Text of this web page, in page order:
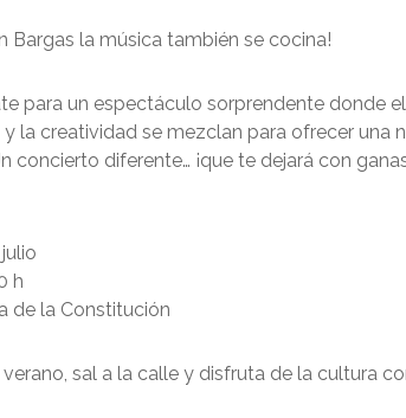
Bargas la música también se cocina!
para un espectáculo sorprendente donde
la creatividad se mezclan para ofrecer una
concierto diferente… ¡que te dejará con
h
de la Constitución
verano, sal a la calle y disfruta de la cultura